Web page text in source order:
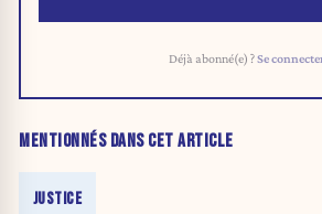
Déjà abonné(e) ?Se
MENTIONNÉS DANS CET ARTICLE
JUSTICE